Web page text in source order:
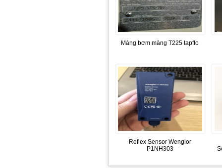
Màng bơm màng T225 tapflo
Reflex Sensor Wenglor
P1NH303